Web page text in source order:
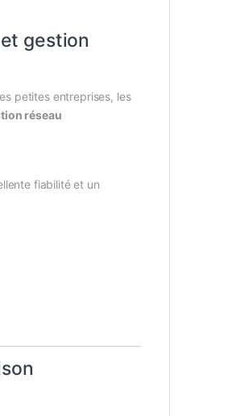
gestion
petites entreprises, les
réseau
fiabilité et un